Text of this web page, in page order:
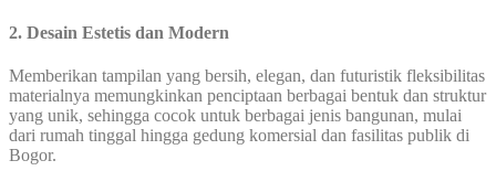
2. Desain Estetis dan Modern
Memberikan tampilan yang bersih, elegan, dan futuristik fleksibilitas
materialnya memungkinkan penciptaan berbagai bentuk dan struktur
yang unik, sehingga cocok untuk berbagai jenis bangunan, mulai
dari rumah tinggal hingga gedung komersial dan fasilitas publik di
Bogor.